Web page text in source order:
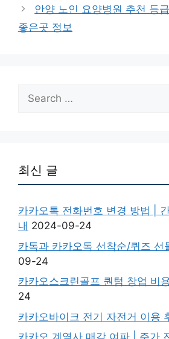
안양 노인 요양병원 추천 등
좋은곳 정보
Search
for:
최신 글
카카오톡 전화번호 변경 방법 |
내 2024-09-24
카톡과 카카오톡 선착순/퀴즈 선
09-24
카카오스크린골프 퀀텀 창업 비
24
카카오바이크 전기 자전거 이용